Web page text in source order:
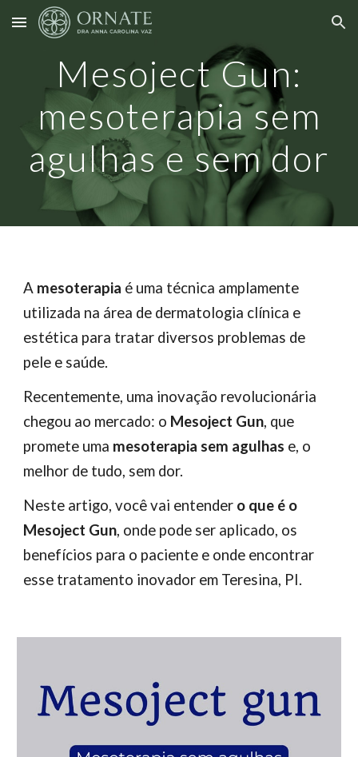
Skip to main content Skip to navigation
Mesoject Gun:
mesoterapia sem
agulhas e sem dor
A mesoterapia é uma técnica amplamente
utilizada na área de dermatologia clínica e
estética para tratar diversos problemas de
pele e saúde.
Recentemente, uma inovação revolucionária
chegou ao mercado: o Mesoject Gun, que
promete uma mesoterapia sem agulhas e, o
melhor de tudo, sem dor.
Neste artigo, você vai entender o que é o
Mesoject Gun, onde pode ser aplicado, os
benefícios para o paciente e onde encontrar
esse tratamento inovador em Teresina, PI.